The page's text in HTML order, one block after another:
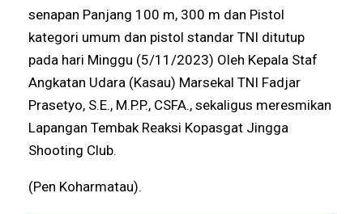
senapan Panjang 100 m, 300 m dan Pistol
kategori umum dan pistol standar TNI ditutup
pada hari Minggu (5/11/2023) Oleh Kepala Staf
Angkatan Udara (Kasau) Marsekal TNI Fadjar
Prasetyo, S.E., M.P.P., CSFA., sekaligus meresmikan
Lapangan Tembak Reaksi Kopasgat Jingga
Shooting Club.
(Pen Koharmatau).